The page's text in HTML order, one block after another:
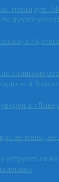
тренирует
лучше
слишком
в
меня,